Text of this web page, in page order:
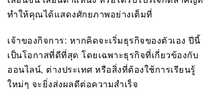
ทำให้คุณได้แสดงศักยภาพอย่างเต็มที่
เจ้าของกิจการ: หากคิดจะเริ่มธุรกิจของตัวเอง ปีนี้
เป็นโอกาสที่ดีที่สุด โดยเฉพาะธุรกิจที่เกี่ยวข้องกับ
ออนไลน์, ต่างประเทศ หรือสิ่งที่ต้องใช้การเรียนรู้
ใหม่ๆ จะยิ่งส่งผลดีต่อความสำเร็จ